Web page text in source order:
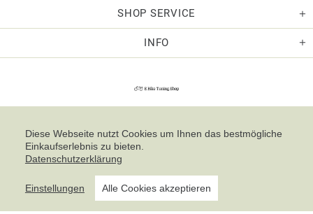
SHOP SERVICE
INFO
Diese Webseite nutzt Cookies um Ihnen das bestmögliche
Einkaufserlebnis zu bieten.
Datenschutzerklärung
Einstellungen Alle Cookies akzeptieren